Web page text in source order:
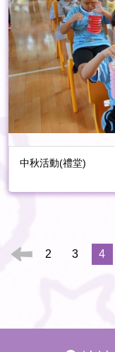
中秋活動(禮堂)
2 3 4